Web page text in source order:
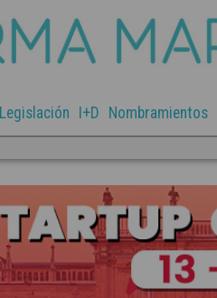
Legislación I+D Nombramientos